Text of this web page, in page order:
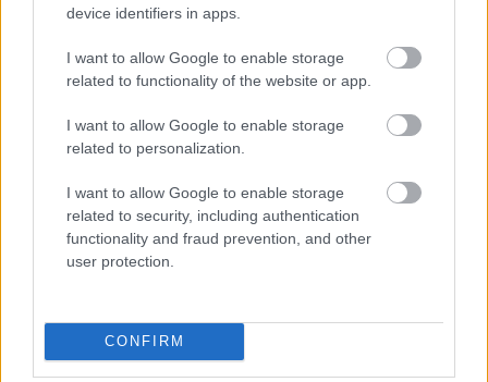
device identifiers in apps.
I want to allow Google to enable storage
related to functionality of the website or app.
I want to allow Google to enable storage
related to personalization.
I want to allow Google to enable storage
related to security, including authentication
functionality and fraud prevention, and other
user protection.
CONFIRM
Consenso al